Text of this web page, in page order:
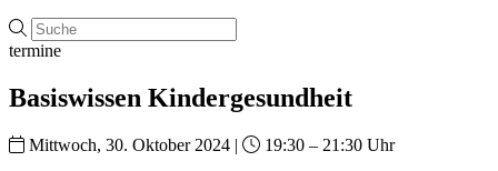
termine
Basiswissen Kindergesundheit
Mittwoch, 30. Oktober 2024 |
19:30 – 21:30 Uhr